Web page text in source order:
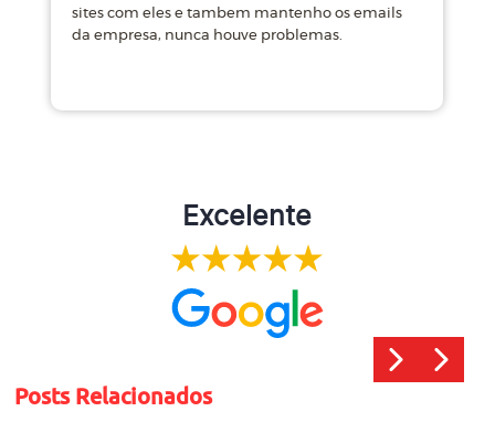
sites com eles e tambem mantenho os emails
da empresa, nunca houve problemas.
Excelente
Posts Relacionados